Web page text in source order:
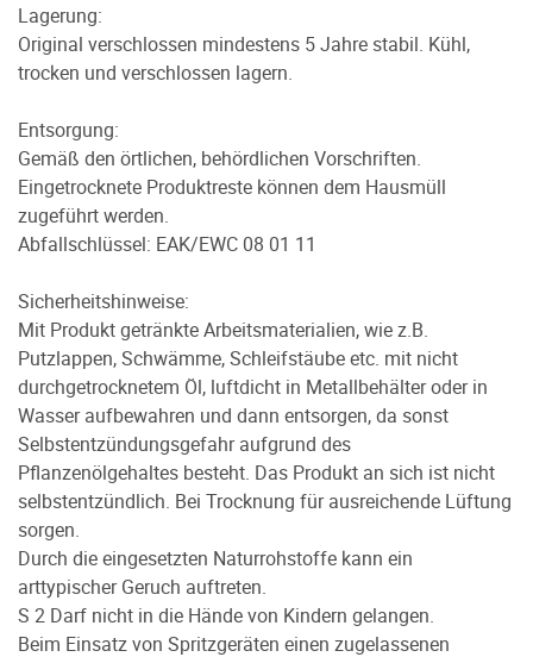
Lagerung:
Original verschlossen mindestens 5 Jahre stabil. Kühl,
trocken und verschlossen lagern.
Entsorgung:
Gemäß den örtlichen, behördlichen Vorschriften.
Eingetrocknete Produktreste können dem Hausmüll
zugeführt werden.
Abfallschlüssel: EAK/EWC 08 01 11
Sicherheitshinweise:
Mit Produkt getränkte Arbeitsmaterialien, wie z.B.
Putzlappen, Schwämme, Schleifstäube etc. mit nicht
durchgetrocknetem Öl, luftdicht in Metallbehälter oder in
Wasser aufbewahren und dann entsorgen, da sonst
Selbstentzündungsgefahr aufgrund des
Pflanzenölgehaltes besteht. Das Produkt an sich ist nicht
selbstentzündlich. Bei Trocknung für ausreichende Lüftung
sorgen.
Durch die eingesetzten Naturrohstoffe kann ein
arttypischer Geruch auftreten.
S 2 Darf nicht in die Hände von Kindern gelangen.
Beim Einsatz von Spritzgeräten einen zugelassenen